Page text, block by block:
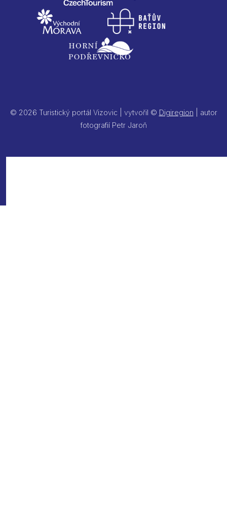
© 2026 Turistický portál Vizovic | vytvořil © Digiregion | autor
fotografií Petr Jaroň